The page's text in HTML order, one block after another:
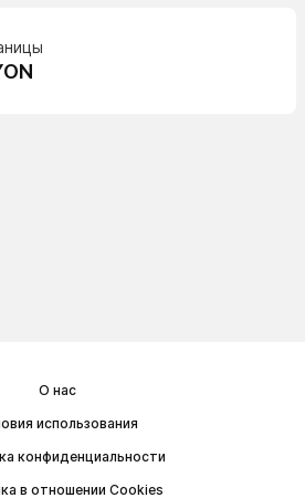
О нас
использования
конфиденциальности
в отношении Cookies